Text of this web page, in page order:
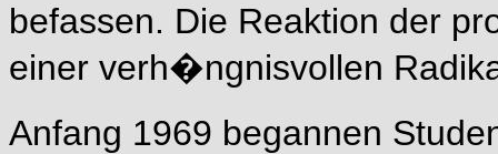
befassen. Die Reaktion der
einer verh�ngnisvollen
Anfang 1969 begannen